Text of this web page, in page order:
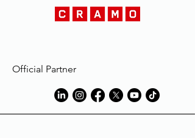
même de disparaître complètement
durant le lavage du vêtement.
détergent, immédiatement après son
utilisation, dans un volume d'eau égal
au volume du vêtement traité.
Toujours suivre les instructions des
Official Partner